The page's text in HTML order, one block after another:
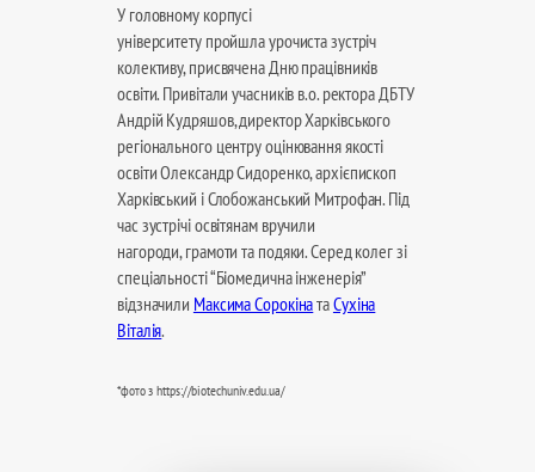
У головному корпусі
університету пройшла урочиста зустріч
колективу, присвячена Дню працівників
освіти. Привітали учасників в.о. ректора ДБТУ
Андрій Кудряшов, директор Харківського
регіонального центру оцінювання якості
освіти Олександр Сидоренко, архієпископ
Харківський і Слобожанський Митрофан. Під
час зустрічі освітянам вручили
нагороди, грамоти та подяки. Серед колег зі
спеціальності “Біомедична інженерія”
відзначили Максима СорокінатаСухіна
Віталія.
*фото з https://biotechuniv.edu.ua/